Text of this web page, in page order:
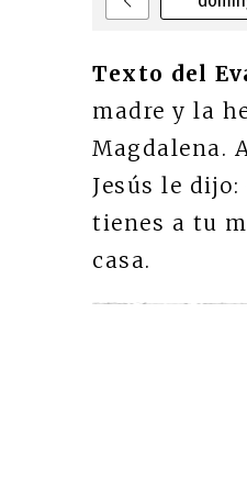
Texto del
madre y la
Magdalena.
Jesús le
tienes a tu
casa.